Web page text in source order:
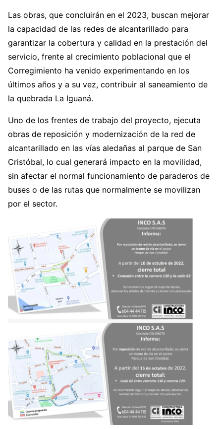
Las obras, que concluirán en el 2023, buscan mejorar
la capacidad de las redes de alcantarillado para
garantizar la cobertura y calidad en la prestación del
servicio, frente al crecimiento poblacional que el
Corregimiento ha venido experimentando en los
últimos años y a su vez, contribuir al saneamiento de
la quebrada La Iguaná.
Uno de los frentes de trabajo del proyecto, ejecuta
obras de reposición y modernización de la red de
alcantarillado en las vías aledañas al parque de San
Cristóbal, lo cual generará impacto en la movilidad,
sin afectar el normal funcionamiento de paraderos de
buses o de las rutas que normalmente se movilizan
por el sector.